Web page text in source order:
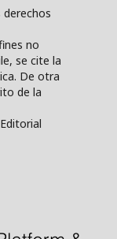
derechos
no
se cite la
De otra
de la